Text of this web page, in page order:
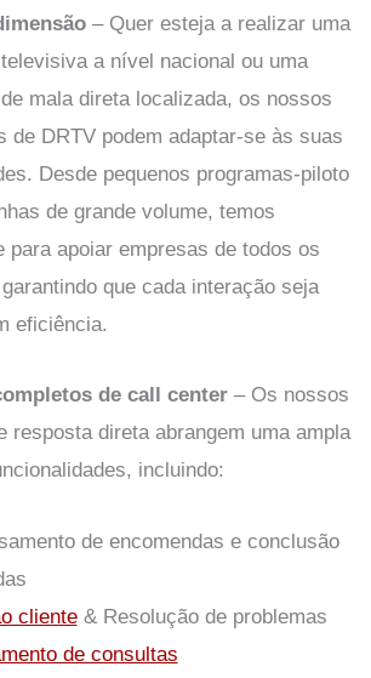
– Quer esteja a realizar uma
a nível nacional ou uma
mala direta localizada, os nossos
de DRTV podem adaptar-se às suas
Desde pequenos programas-piloto
de grande volume, temos
para apoiar empresas de todos os
que cada interação seja
eficiência.
de call center – Os nossos
resposta direta abrangem uma ampla
incluindo:
de encomendas e conclusão
cliente & Resolução de problemas
de consultas